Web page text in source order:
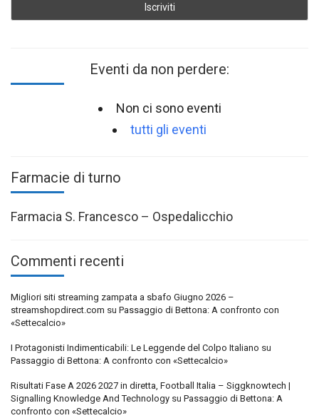
Eventi da non perdere:
Non ci sono eventi
tutti gli eventi
Farmacie di turno
Farmacia S. Francesco – Ospedalicchio
Commenti recenti
Migliori siti streaming zampata a sbafo Giugno 2026 –
streamshopdirect.com su Passaggio di Bettona: A confronto con
«Settecalcio»
I Protagonisti Indimenticabili: Le Leggende del Colpo Italiano su
Passaggio di Bettona: A confronto con «Settecalcio»
Risultati Fase A 2026 2027 in diretta, Football Italia – Siggknowtech |
Signalling Knowledge And Technology su Passaggio di Bettona: A
confronto con «Settecalcio»